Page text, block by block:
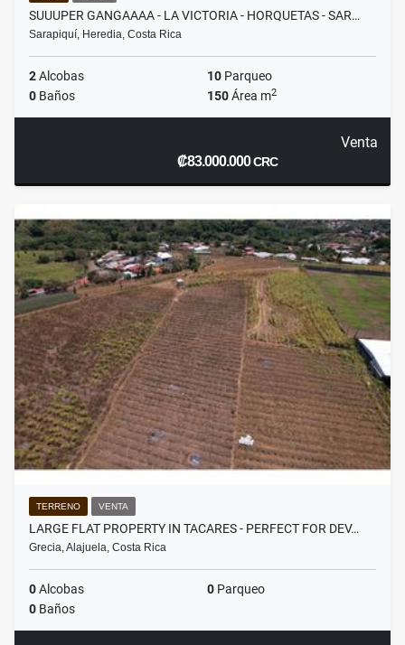
SUUUPER GANGAAAA - LA VICTORIA - HORQUETAS - SAR…
Sarapiquí, Heredia, Costa Rica
2Alcobas 10 Parqueo
0 Baños 150Área m2
Venta
₡83.000.000CRC
TERRENO VENTA
LARGE FLAT PROPERTY IN TACARES - PERFECT FOR DEV…
Grecia, Alajuela, Costa Rica
0Alcobas 0 Parqueo
0 Baños